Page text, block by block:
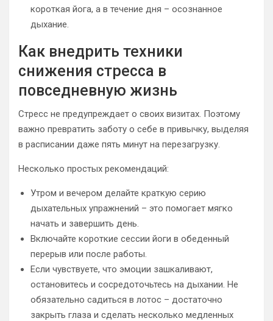
короткая йога, а в течение дня – осознанное
дыхание.
Как внедрить техники
снижения стресса в
повседневную жизнь
Стресс не предупреждает о своих визитах. Поэтому
важно превратить заботу о себе в привычку, выделяя
в расписании даже пять минут на перезагрузку.
Несколько простых рекомендаций:
Утром и вечером делайте краткую серию
дыхательных упражнений – это помогает мягко
начать и завершить день.
Включайте короткие сессии йоги в обеденный
перерыв или после работы.
Если чувствуете, что эмоции зашкаливают,
остановитесь и сосредоточьтесь на дыхании. Не
обязательно садиться в лотос – достаточно
закрыть глаза и сделать несколько медленных